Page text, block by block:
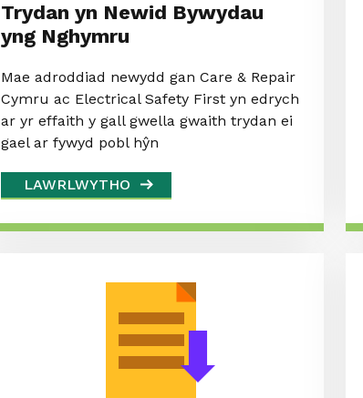
Trydan yn Newid Bywydau
yng Nghymru
Mae adroddiad newydd gan Care & Repair
Cymru ac Electrical Safety First yn edrych
ar yr effaith y gall gwella gwaith trydan ei
gael ar fywyd pobl hŷn
LAWRLWYTHO